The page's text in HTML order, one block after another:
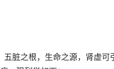
脏之根，生命之源，肾虚可引